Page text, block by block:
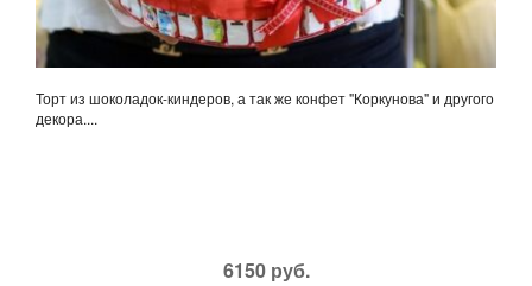
Торт из шоколадок-киндеров, а так же конфет "Коркунова" и другого
декора....
6150 руб.